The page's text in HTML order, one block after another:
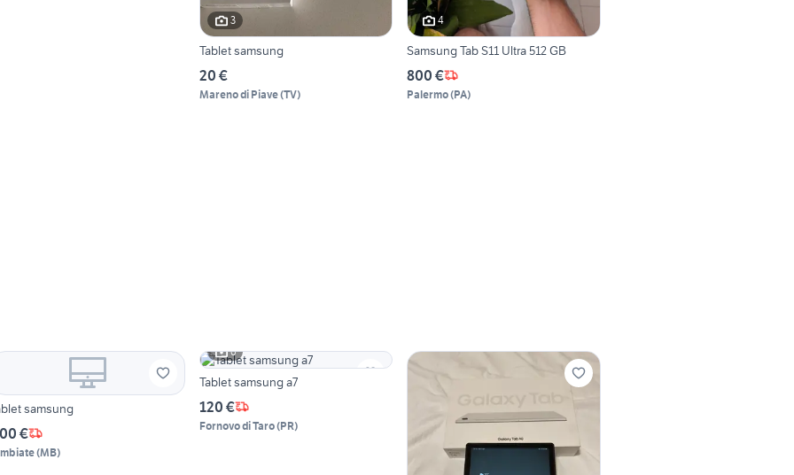
3
Tablet samsung
20 €
Mareno di Piave(TV)
4
Samsung Tab S11 Ultra 512 GB
800 €
Palermo(PA)
samsung
€
(MB)
6
Tablet samsung a7
120 €
Fornovo di Taro(PR)